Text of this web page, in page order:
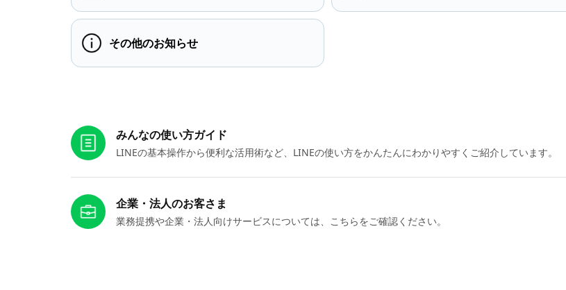
その他のお知らせ
みんなの使い方ガイド
LINEの基本操作から便利な活用術など、LINEの使い方をかんたんにわかりやすくご紹介しています。
企業・法人のお客さま
業務提携や企業・法人向けサービスについては、こちらをご確認ください。